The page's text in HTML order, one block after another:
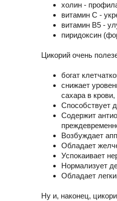
холин -
витамин С -
витамин В5 -
пиридоксин
Цикорий очень
богат
снижает
сахара в
Способствует
Содержит
Возбуждает
Обладает
Успокаивает
Нормализует
Обладает
Ну и, наконец,